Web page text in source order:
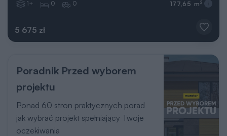
5 675 zł
1+ 0 0 177,65 m 2
Poradnik Przed wyborem
projektu
Ponad 60 stron praktycznych porad
jak wybrać projekt spełniający Twoje
oczekiwania